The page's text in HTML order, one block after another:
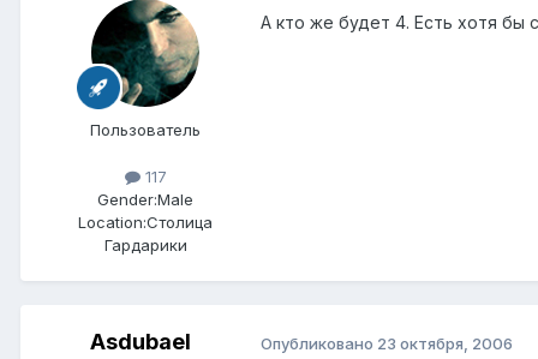
Пользователь
117
Gender:Male
Location:Столица
Гардарики
А кто же будет 4. Есть хотя бы
Asdubael Опубликовано 23 октября, 2006